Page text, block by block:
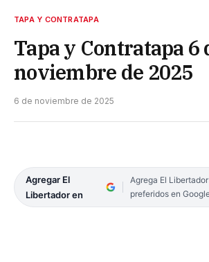
TAPA Y CONTRATAPA
Tapa y Contratapa 6
noviembre de 2025
6 de noviembre de 2025
Agregar El
Libertador en
Agrega El
preferidos en